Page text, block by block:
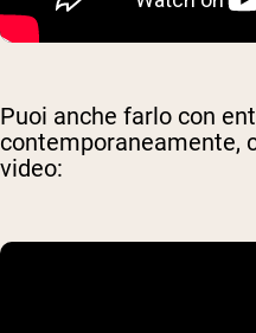
Puoi anche farlo con
contemporaneamente,
video: